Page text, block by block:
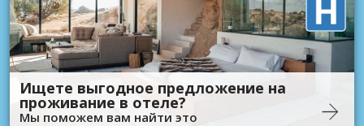
Ищете выгодное предложение на
проживание в отеле?
Мы поможем вам найти это